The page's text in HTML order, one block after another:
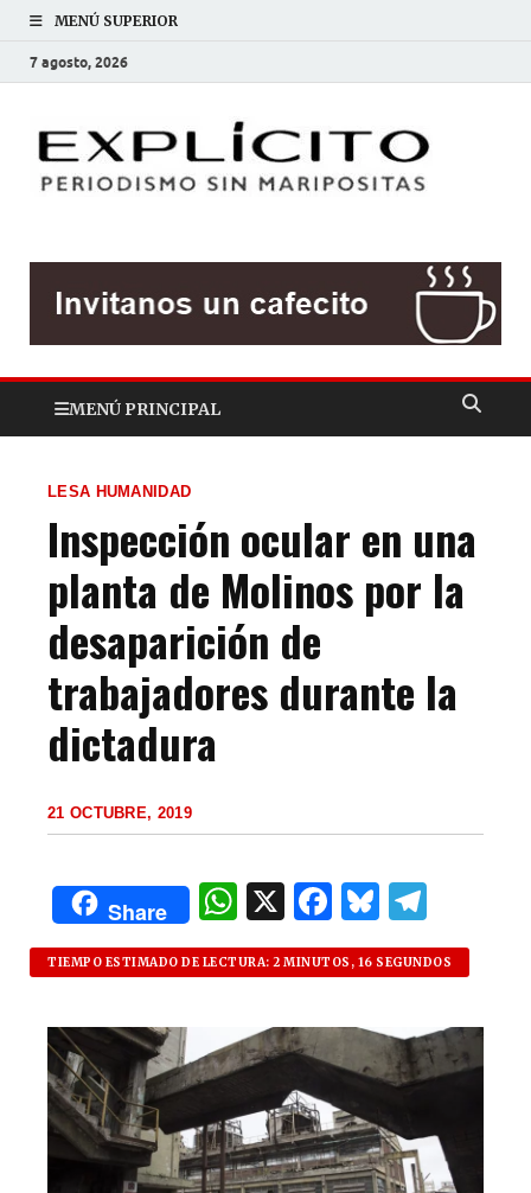
MENÚ SUPERIOR
7 agosto, 2026
MENÚ PRINCIPAL
LESA HUMANIDAD
Inspección ocular en una
planta de Molinos por la
desaparición de
trabajadores durante la
dictadura
21 OCTUBRE, 2019
Share
W
h
at
A
p
X F
a
c
e
b
o
o
k
B
lu
es
y
el
e
g
ra
m
TIEMPO ESTIMADO DE LECTURA: 2 MINUTOS, 16 SEGUNDOS